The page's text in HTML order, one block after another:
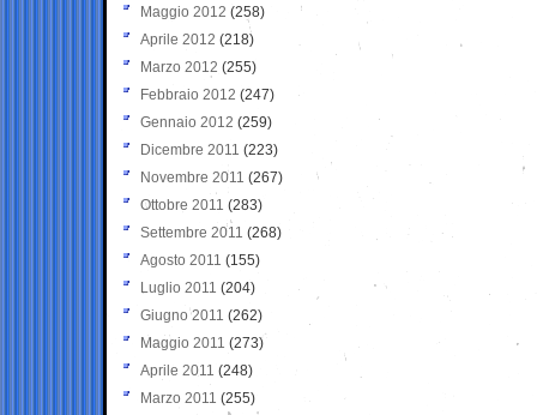
Maggio 2012 (258)
Aprile 2012 (218)
Marzo 2012 (255)
Febbraio 2012 (247)
Gennaio 2012 (259)
Dicembre 2011 (223)
Novembre 2011 (267)
Ottobre 2011 (283)
Settembre 2011 (268)
Agosto 2011 (155)
Luglio 2011 (204)
Giugno 2011 (262)
Maggio 2011 (273)
Aprile 2011 (248)
Marzo 2011 (255)